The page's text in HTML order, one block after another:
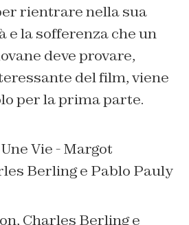
rientrare nella sua
e la sofferenza che un
deve provare,
del film, viene
per la prima parte.
Charles Berling e